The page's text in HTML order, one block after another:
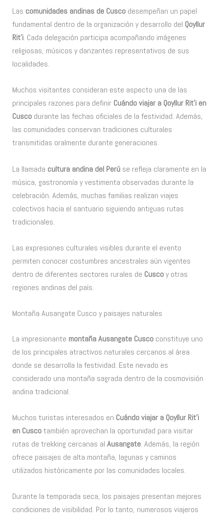
Las comunidades andinas de Cusco desempeñan un papel
fundamental dentro de la organización y desarrollo del Qoyllur
Rit’i. Cada delegación participa acompañando imágenes
religiosas, músicos y danzantes representativos de sus
localidades.
Muchos visitantes consideran este aspecto una de las
principales razones para definir Cuándo viajar a Qoyllur Rit’i en
Cusco durante las fechas oficiales de la festividad. Además,
las comunidades conservan tradiciones culturales
transmitidas oralmente durante generaciones.
La llamada cultura andina del Perú se refleja claramente en la
música, gastronomía y vestimenta observadas durante la
celebración. Además, muchas familias realizan viajes
colectivos hacia el santuario siguiendo antiguas rutas
tradicionales.
Las expresiones culturales visibles durante el evento
permiten conocer costumbres ancestrales aún vigentes
dentro de diferentes sectores rurales de Cuscoy otras
regiones andinas del país.
Montaña Ausangate Cusco y paisajes naturales
La impresionante montaña Ausangate Cusco constituye uno
de los principales atractivos naturales cercanos al área
donde se desarrolla la festividad. Este nevado es
considerado una montaña sagrada dentro de la cosmovisión
andina tradicional.
Muchos turistas interesados en Cuándo viajar a Qoyllur Rit’i
en Cuscotambién aprovechan la oportunidad para visitar
rutas de trekking cercanas alAusangate. Además, la región
ofrece paisajes de alta montaña, lagunas y caminos
utilizados históricamente por las comunidades locales.
Durante la temporada seca, los paisajes presentan mejores
condiciones de visibilidad. Por lo tanto, numerosos viajeros